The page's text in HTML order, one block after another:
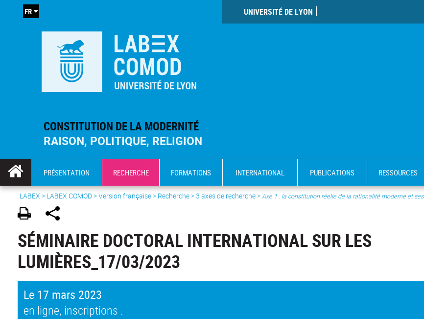
CONSTITUTION DE LA MODERNITÉ
RAISON, POLITIQUE, RELIGION
UNIVERSITÉ DE LYON
FR
PRÉSENTATION RECHERCHE FORMATIONS INTERNATIONAL PUBLICATIONS RESSOURCES
LABEX > LABEX COMOD>Version française> Recherche >3 axes de recherche>Axe 1 : la constitution réelle de la rationalité moderne et ses
SÉMINAIRE DOCTORAL INTERNATIONAL SUR LES
LUMIÈRES_17/03/2023
Le 17 mars 2023
en ligne, inscriptions :